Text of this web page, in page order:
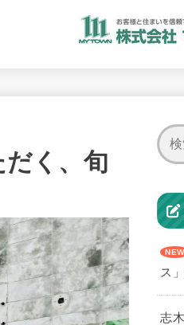
く、旬
ス
志